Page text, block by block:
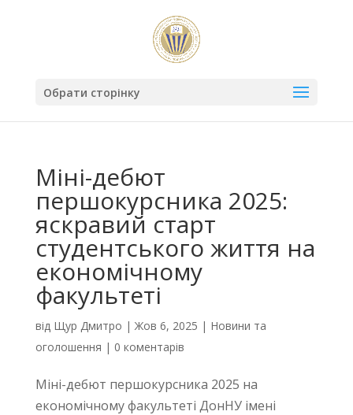
Обрати сторінку
Міні-дебют
першокурсника 2025:
яскравий старт
студентського життя на
економічному
факультеті
від Щур Дмитро | Жов 6, 2025 | Новини та
оголошення | 0 коментарів
Міні-дебют першокурсника 2025 на
економічному факультеті ДонНУ імені